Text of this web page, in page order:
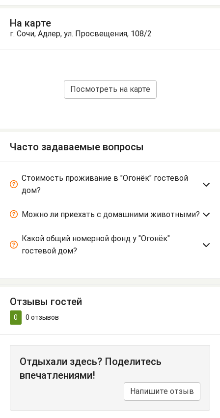
На карте
г. Сочи, Адлер, ул. Просвещения, 108/2
Посмотреть на карте
Часто задаваемые вопросы
Стоимость проживание в "Огонёк" гостевой
дом?
Можно ли приехать с домашними животными?
Какой общий номерной фонд у "Огонёк"
гостевой дом?
Отзывы гостей
0 0 отзывов
Отдыхали здесь? Поделитесь
впечатлениями!
Напишите отзыв